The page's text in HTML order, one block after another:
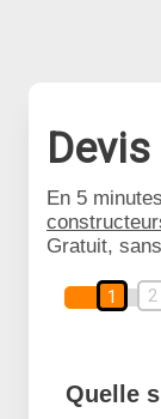
En 5
Gratuit,
1 2
Quelle